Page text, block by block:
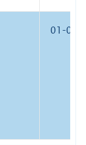
01-01-